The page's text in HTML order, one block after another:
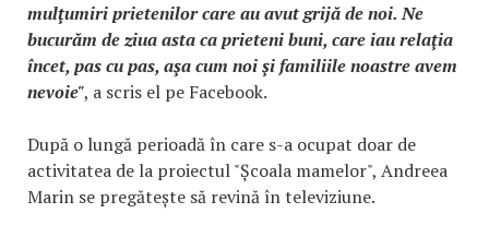
mulţumiri prietenilor care au avut grijă de noi. Ne
bucurăm de ziua asta ca prieteni buni, care iau relaţia
încet, pas cu pas, aşa cum noi şi familiile noastre avem
nevoie", a scris el pe Facebook.
După o lungă perioadă în care s-a ocupat doar de
activitatea de la proiectul "Școala mamelor", Andreea
Marin se pregătește să revină în televiziune.